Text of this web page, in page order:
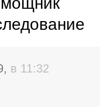
в 11:32